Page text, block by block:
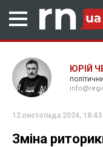
ЮРІЙ
12 листопада 2024, 18:43
Зміна